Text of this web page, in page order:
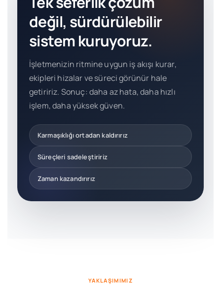
değil, sürdürülebilir
sistem kuruyoruz.
İşletmenizin ritmine uygun iş akışı kurar,
ekipleri hizalar ve süreci görünür hale
getiririz. Sonuç: daha az hata, daha hızlı
işlem, daha yüksek güven.
Karmaşıklığı ortadan kaldırırız
Süreçleri sadeleştiririz
Zaman kazandırırız
YAKLAŞIMIMIZ